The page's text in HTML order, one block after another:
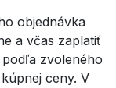
objednávka
a včas zaplatiť
zvoleného
ceny. V